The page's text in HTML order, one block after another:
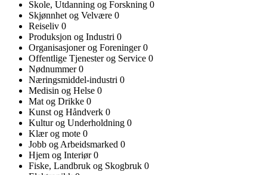
Skole, Utdanning og Forskning 0
Skjønnhet og Velvære 0
Reiseliv 0
Produksjon og Industri 0
Organisasjoner og Foreninger0
Offentlige Tjenester og Service 0
Nødnummer0
Næringsmiddel-industri 0
Medisin og Helse 0
Mat og Drikke 0
Kunst og Håndverk 0
Kultur og Underholdning 0
Klær og mote 0
Jobb og Arbeidsmarked 0
Hjem og Interiør0
Fiske, Landbruk og Skogbruk 0